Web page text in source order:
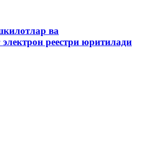
ва
реестри юритилади